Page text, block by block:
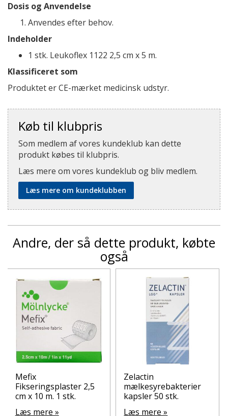
Dosis og Anvendelse
Anvendes efter behov.
Indeholder
1 stk. Leukoflex 1122 2,5 cm x 5 m.
Klassificeret som
Produktet er CE-mærket medicinsk udstyr.
Køb til klubpris
Som medlem af vores kundeklub kan dette
produkt købes til klubpris.
Læs mere om vores kundeklub og bliv medlem.
Læs mere om kundeklubben
Andre, der så dette produkt, købte
også
Mefix
Fikseringsplaster 2,5
cm x 10 m. 1 stk.
Læs mere »
Zelactin
mælkesyrebakterier
kapsler 50 stk.
Læs mere »